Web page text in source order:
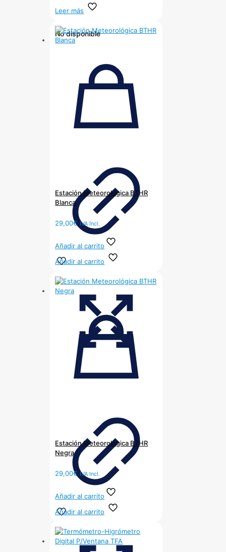
No disponible
Leer más
Estación Meteorológica BTHR
Blanca
29,00€ IVA Incl.
Añadir al carrito
Añadir al carrito
Estación Meteorológica BTHR
Negra
29,00€ IVA Incl.
Añadir al carrito
Añadir al carrito